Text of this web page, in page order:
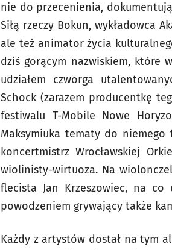
nie do przecenienia,
Siłą rzeczy Bokun, wykładowca
ale też animator życia
dziś gorącym nazwiskiem, które
udziałem czworga
Schock (zarazem producentkę
festiwalu T-Mobile Nowe
Maksymiuka tematy do
koncertmistrz Wrocławskiej
wiolinisty-wirtuoza. Na
flecista Jan Krzeszowiec, na co
powodzeniem grywający także
Każdy z artystów dostał na tym